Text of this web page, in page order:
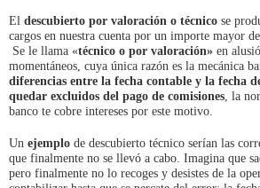
El descubierto por valoración o técnico se
cargos en nuestra cuenta por un importe mayor
Se le llama «técnico o por valoración» en
momentáneos, cuya única razón es la mecánica
diferencias entre la fecha contable y la fecha
quedar excluidos del pago de comisiones, la
banco te cobre intereses por este motivo.
Un ejemplo de descubierto técnico serían las
que finalmente no se llevó a cabo. Imagina que
pero finalmente no lo recoges y desistes de la